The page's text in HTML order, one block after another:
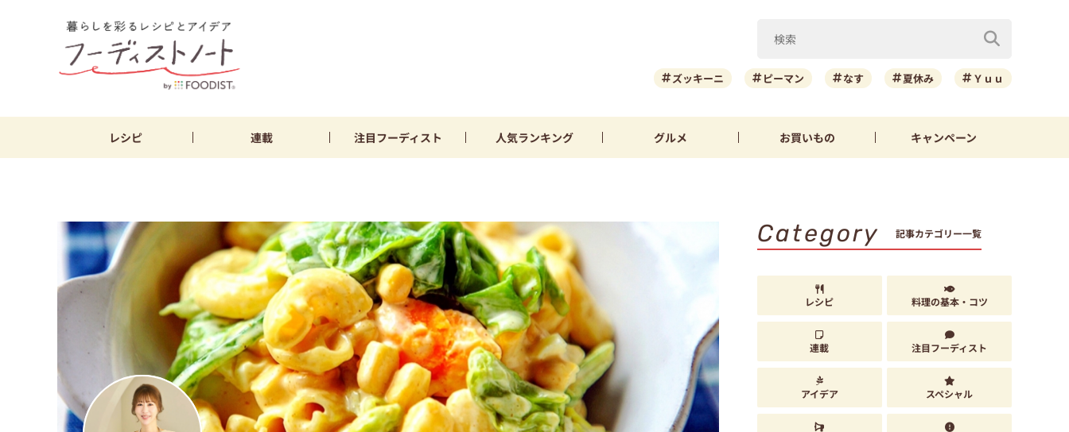
ズッキーニ ピーマン なす 夏休み Ｙｕｕ
レシピ 連載 注目フーディスト 人気ランキング グルメ お買いもの キャンペーン
Category 記事カテゴリー一覧
レシピ 料理の基本・コツ
連載 注目フーディスト
アイデア スペシャル